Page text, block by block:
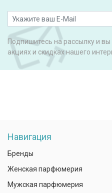
Подпишитесь на рассылку и вы
акциях и скидках нашего
Навигация
Бренды
Женская парфюмерия
Мужская парфюмерия